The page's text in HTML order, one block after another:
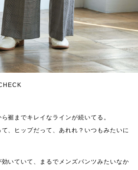
裾までキレイなラインが続いてる。
、ヒップだって、あれれ？いつもみたいに
いていて、まるでメンズパンツみたいなか